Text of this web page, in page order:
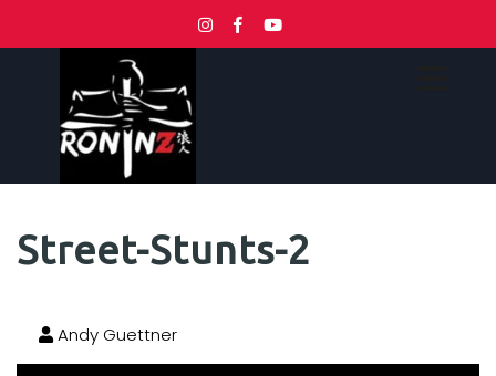
Street-Stunts-2
Andy Guettner